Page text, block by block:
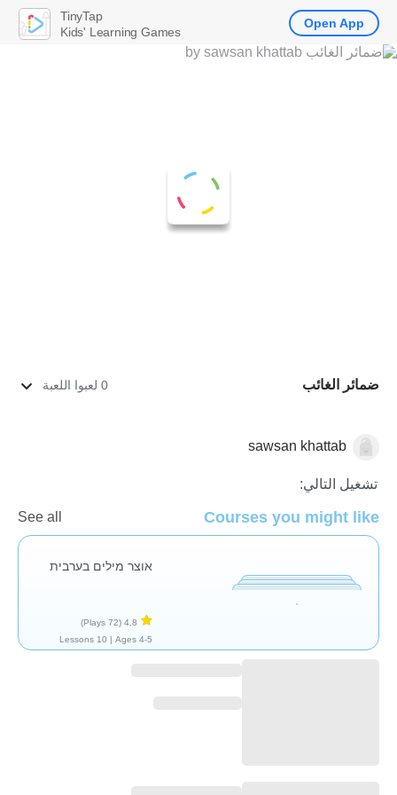
ضمائر الغائب 0 لعبوا اللعبة
العربيةsawsan khattab
تشغيل التالي:
Courses you might like
See all
אוצר מילים בערבית
4,8
(72 Plays)
Ages 4-5 |
10 Lessons
TinyTap
Kids' Learning Games
Open App